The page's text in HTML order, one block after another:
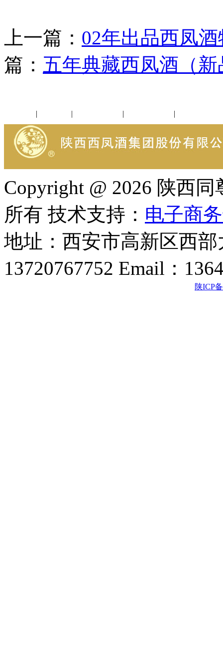
上一篇： 02年出品西凤
篇： 五年典藏西凤酒（新
| | | |
Copyright @ 2026 陕西
所有 技术支持： 电子商
地址：西安市高新区西
13720767752 Email：
陕ICP